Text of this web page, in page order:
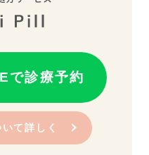
で診療予約
て詳しく